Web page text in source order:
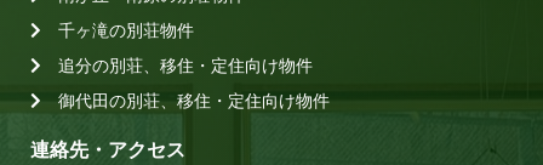
千ヶ滝の別荘物件
追分の別荘、移住・定住向け物件
御代田の別荘、移住・定住向け物件
連絡先・アクセス